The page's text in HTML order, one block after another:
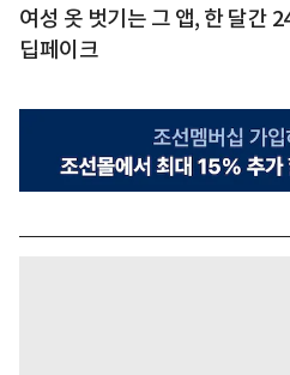
여성 옷 벗기는 그 앱, 한 달간
딥페이크